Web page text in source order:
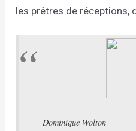
les prêtres de réceptions,
Dominique Wolton